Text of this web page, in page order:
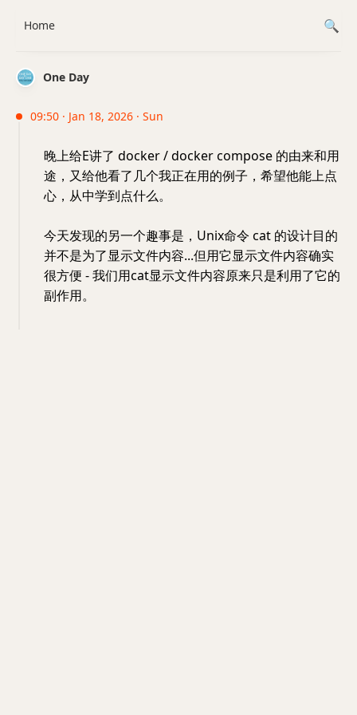
One Day
09:50 · Jan 18, 2026 · Sun
晚上给E讲了 docker / docker compose 的由来和用
途，又给他看了几个我正在用的例子，希望他能上点
心，从中学到点什么。
今天发现的另一个趣事是，Unix命令 cat 的设计目的
并不是为了显示文件内容...但用它显示文件内容确实
很方便 - 我们用cat显示文件内容原来只是利用了它的
副作用。
Home